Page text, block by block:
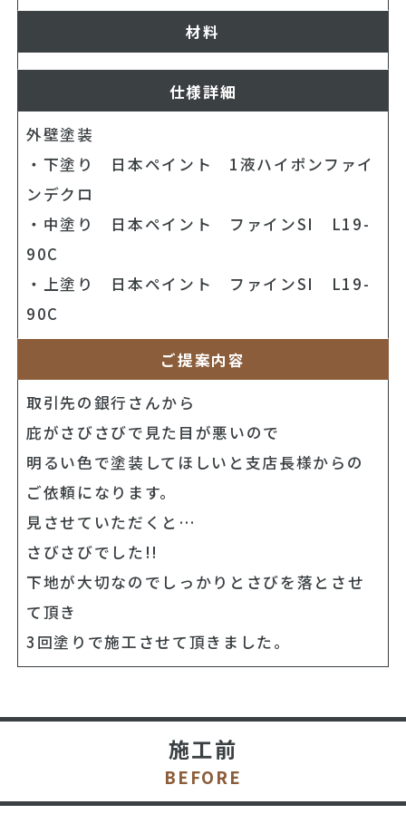
材料
仕様詳細
外壁塗装
・下塗り 日本ペイント 1液ハイポンファイ
ンデクロ
・中塗り 日本ペイント ファインSI L19-
90C
・上塗り 日本ペイント ファインSI L19-
90C
ご提案内容
取引先の銀行さんから
庇がさびさびで見た目が悪いので
明るい色で塗装してほしいと支店長様からの
ご依頼になります。
見させていただくと…
さびさびでした!!
下地が大切なのでしっかりとさびを落とさせ
て頂き
3回塗りで施工させて頂きました。
施工前
BEFORE